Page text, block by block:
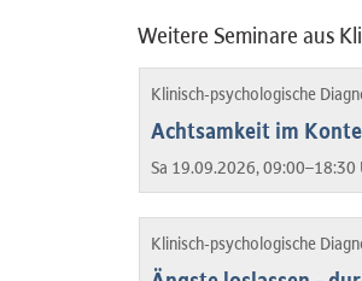
Weitere Seminare aus
Klinisch-psychologische
Achtsamkeit im
Sa 19.09.2026,
Klinisch-psychologische